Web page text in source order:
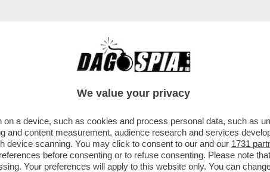
CAFONAL CRONACHE
CULTURA ARRIVA SUL ‘TIMES’ –
PER MELONI CHE…
We value your privacy
a device, such as cookies and process personal data, such as
and content measurement, audience research and services
device scanning. You may click to consent to our and our 1731
before consenting or to refuse consenting. Please note
Your preferences will apply to this website only. You can